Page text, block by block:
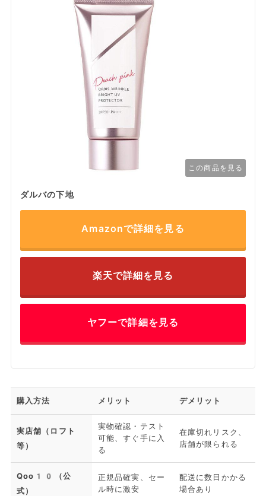
この商品を見る
ダルバの下地
Amazonで詳細を見る
楽天で詳細を見る
ヤフーで詳細を見る
購入方法 メリット デメリット
実店舗（ロフト
等）
実物確認・テスト
可能、すぐ手に入
る
在庫切れリスク、
店舗が限られる
Qoo10（公
式）
正規品確実、セー
ル時に激安
配送に数日かかる
場合あり